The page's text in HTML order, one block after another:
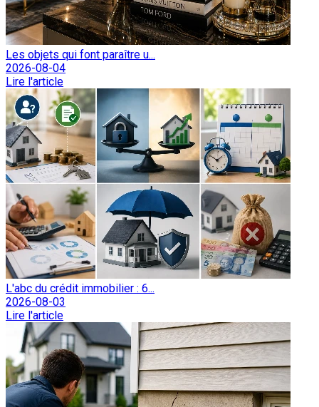
Les objets qui font paraître u...
2026-08-04
Lire l'article
L'abc du crédit immobilier : 6...
2026-08-03
Lire l'article